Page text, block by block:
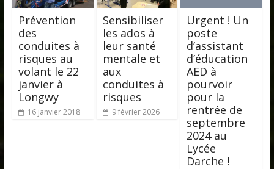
Prévention
des
conduites à
risques au
volant le 22
janvier à
Longwy
16 janvier 2018
Sensibiliser
les ados à
leur santé
mentale et
aux
conduites à
risques
9 février 2026
Urgent ! Un
poste
d’assistant
d’éducation
AED à
pourvoir
pour la
rentrée de
septembre
2024 au
Lycée
Darche !